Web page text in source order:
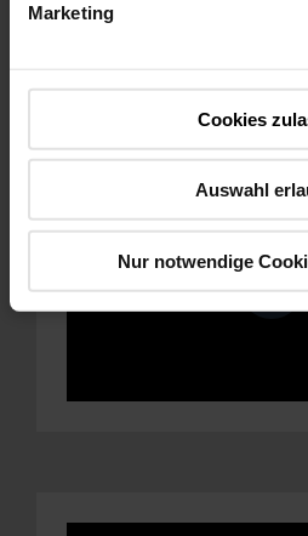
Marketing
Cookies
Auswahl
Nur notwendige